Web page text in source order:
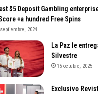
$5 Deposit Gambling
+a hundred Free Spins
2024
La Paz le
Silvestre
15 octubre, 2025
Exclusivo